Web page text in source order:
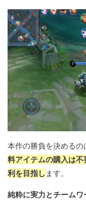
本作の勝負を決めるの
料アイテムの購入は
利を目指し ます。
純粋に実力とチーム